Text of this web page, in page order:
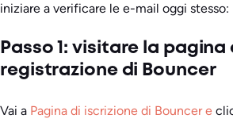
iniziare a verificare le e-mail oggi stesso:
Passo 1: visitare la pagina
registrazione di Bouncer
Vai a Pagina di iscrizione di Bouncer e